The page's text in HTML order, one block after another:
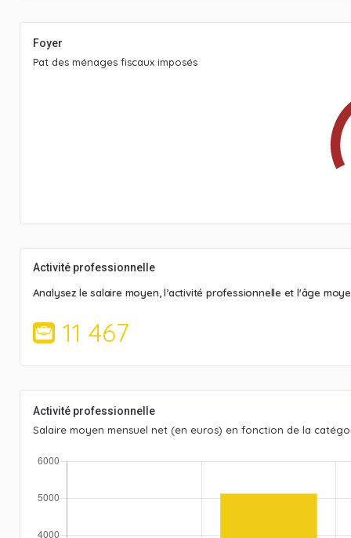
Foyer
Pat des ménages fiscaux imposés
Activité professionnelle
Analysez le salaire moyen, l’activité professionnelle et l'âge
11 467
Activité professionnelle
Salaire moyen mensuel net (en euros) en fonction de la